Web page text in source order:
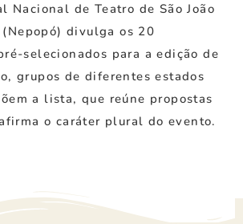
Nacional de Teatro de São João
(Nepopó) divulga os 20
selecionados para a edição de
grupos de diferentes estados
a lista, que reúne propostas
o caráter plural do evento.